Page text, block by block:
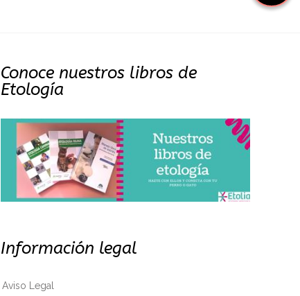
Conoce nuestros libros de
Etología
Información legal
Aviso Legal